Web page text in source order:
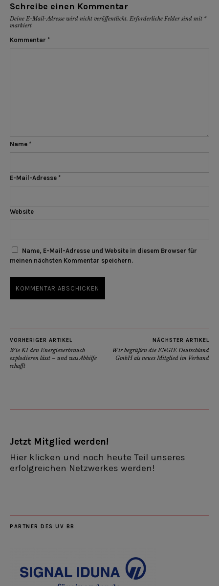
Schreibe einen Kommentar
Deine E-Mail-Adresse wird nicht veröffentlicht. Erforderliche Felder sind mit *
markiert
Kommentar *
Name *
E-Mail-Adresse *
Website
Name, E-Mail-Adresse und Website in diesem Browser für
meinen nächsten Kommentar speichern.
VORHERIGER ARTIKEL
Wie KI den Energieverbrauch
explodieren lässt – und was Abhilfe
schafft
NÄCHSTER ARTIKEL
Wir begrüßen die ENGIE Deutschland
GmbH als neues Mitglied im Verband
Jetzt Mitglied werden!
Hier klicken und noch heute Teil unseres
erfolgreichen Netzwerkes werden!
PARTNER DES UV BB